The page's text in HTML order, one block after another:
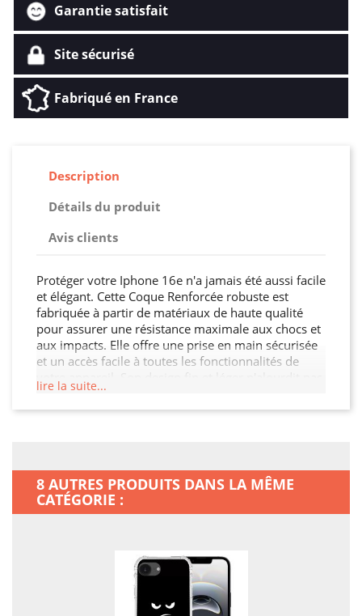
Garantie satisfait
Site sécurisé
Fabriqué en France
Description
Détails du produit
Avis clients
Protéger votre Iphone 16e n'a jamais été aussi facile
et élégant. Cette Coque Renforcée robuste est
fabriquée à partir de matériaux de haute qualité
pour assurer une résistance maximale aux chocs et
aux impacts. Elle offre une prise en main sécurisée
et un accès facile à toutes les fonctionnalités de
votre appareil. Son design fin et léger n'alourdit pas
votre Iphone 16e, tout en garantissant une
protection optimale contre les chocs, les rayures et
lire la suite...
8 AUTRES PRODUITS DANS LA MÊME
CATÉGORIE :